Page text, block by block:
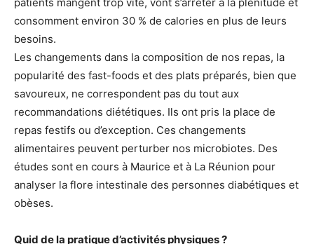
consomment environ 30 % de calories en plus de leurs
besoins.
Les changements dans la composition de nos repas, la
popularité des fast-foods et des plats préparés, bien que
savoureux, ne correspondent pas du tout aux
recommandations diététiques. Ils ont pris la place de
repas festifs ou d’exception. Ces changements
alimentaires peuvent perturber nos microbiotes. Des
études sont en cours à Maurice et à La Réunion pour
analyser la flore intestinale des personnes diabétiques et
obèses.
Quid de la pratique d’activités physiques ?